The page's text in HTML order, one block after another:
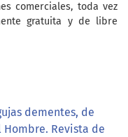
comerciales, toda vez
gratuita y de libre
dementes, de
Hombre. Revista de